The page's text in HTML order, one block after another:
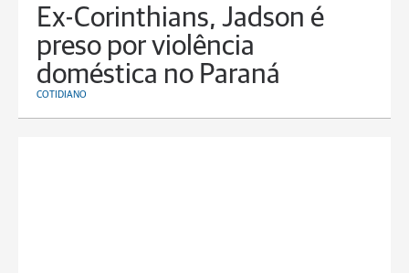
Ex-Corinthians, Jadson é
preso por violência
doméstica no Paraná
COTIDIANO